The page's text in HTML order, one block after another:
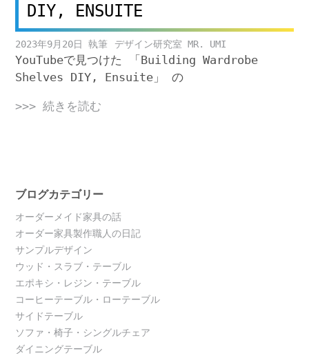
DIY, ENSUITE
2023年9月20日 デザイン研究室 MR. UMI
YouTubeで見つけた 「Building Wardrobe
Shelves DIY, Ensuite」 の
>>> 続きを読む
ブログカテゴリー
オーダーメイド家具の話
オーダー家具製作職人の日記
サンプルデザイン
ウッド・スラブ・テーブル
エポキシ・レジン・テーブル
コーヒーテーブル・ローテーブル
サイドテーブル
ソファ・椅子・シングルチェア
ダイニングテーブル